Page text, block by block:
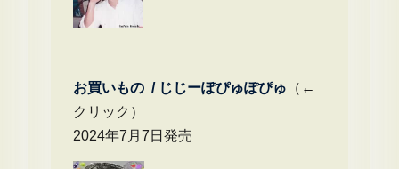
お買いもの / じじーぽぴゅぽぴゅ （←
クリック）
2024年7月7日発売